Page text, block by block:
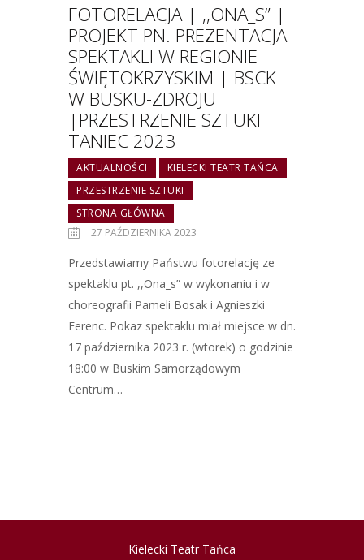
FOTORELACJA | ,,ONA_S” |
PROJEKT PN. PREZENTACJA
SPEKTAKLI W REGIONIE
ŚWIĘTOKRZYSKIM | BSCK
W BUSKU-ZDROJU
|PRZESTRZENIE SZTUKI
TANIEC 2023
AKTUALNOŚCI
KIELECKI TEATR TAŃCA
PRZESTRZENIE SZTUKI
STRONA GŁÓWNA
27 PAŹDZIERNIKA 2023
Przedstawiamy Państwu fotorelację ze
spektaklu pt. ,,Ona_s” w wykonaniu i w
choreografii Pameli Bosak i Agnieszki
Ferenc. Pokaz spektaklu miał miejsce w dn.
17 października 2023 r. (wtorek) o godzinie
18:00 w Buskim Samorządowym
Centrum…
Kielecki Teatr Tańca